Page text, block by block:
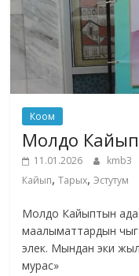
Коом
Молдо
11.01.2026 kmb3
Кайып,Тарых,Эстутум
Молдо Кайыптын
маалыматтардын
элек. Мындан эки
мурас»